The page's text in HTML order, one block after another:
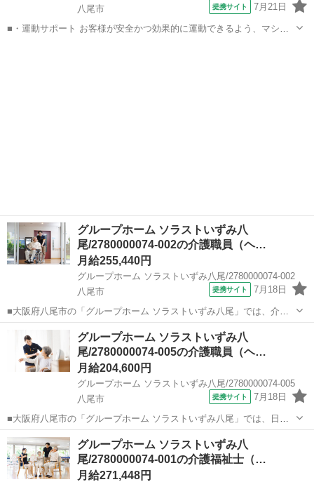
八尾市
提携サイト 7月21日
■・運動サポート お客様が安全かつ効果的に運動できるよう、マシン
グループホーム ソラストいずみ八
尾/2780000074-002の介護職員（ヘ…
月給255,440円
グループホーム ソラストいずみ八尾/2780000074-002
八尾市
提携サイト 7月18日
■大阪府八尾市の「グループホーム ソラストいずみ八尾」では、介護
職の経験者を募集中です。 ★グループホームとは？ 認知症の方が少人
数で共同生活をする場所。家族のような温かい雰囲気の中、食事の支
度や掃除、洗濯を入居者様とスタ...
大阪 八尾市 ホームヘルパー
グループホーム ソラストいずみ八
尾/2780000074-005の介護職員（ヘ…
月給204,600円
グループホーム ソラストいずみ八尾/2780000074-005
八尾市
提携サイト 7月18日
■大阪府八尾市の「グループホーム ソラストいずみ八尾」では、日勤
のみの正社員介護スタッフを募集中！ 「子育て中で日勤だけで働きた
い」「夜勤は難しいけれど、グループホームで正社員として働きた
い」という方、必見です。 ★規則...
大阪 八尾市 ホームヘルパー
グループホーム ソラストいずみ八
尾/2780000074-001の介護福祉士（…
月給271,448円